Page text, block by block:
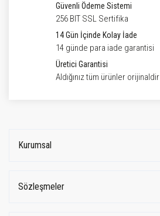
Güvenli Ödeme Sistemi
256 BIT SSL Sertifika
14 Gün İçinde Kolay İade
14 günde para iade garantisi
Üretici Garantisi
Aldığınız tüm ürünler orijinaldir
Kurumsal
Sözleşmeler